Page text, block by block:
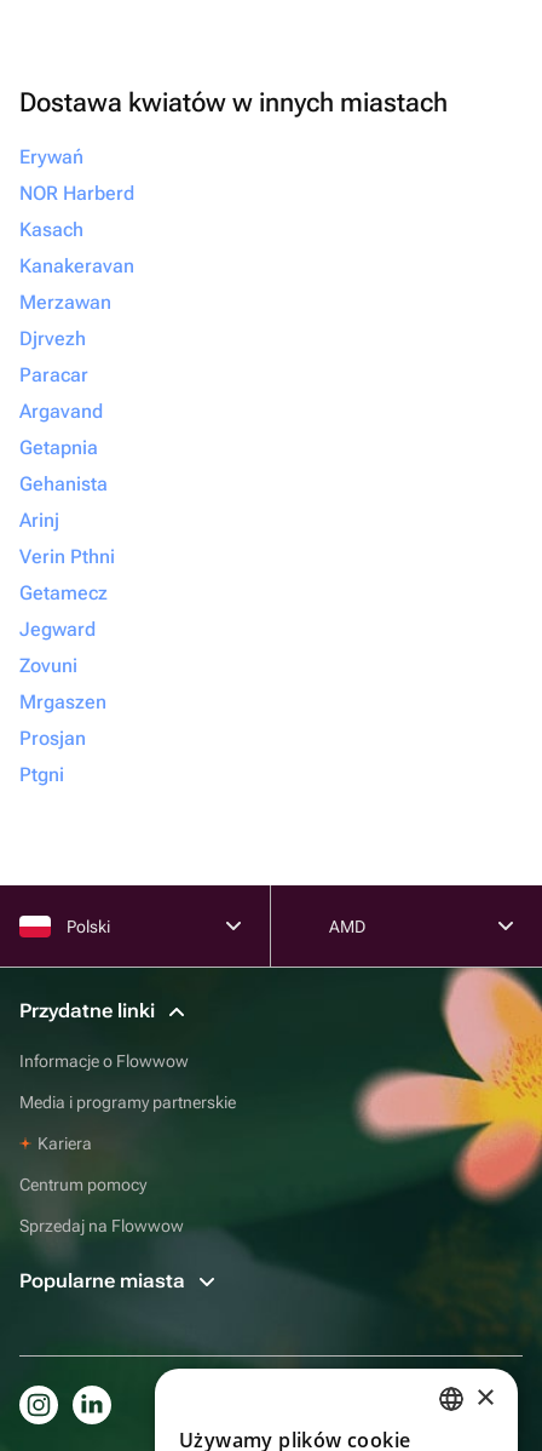
Dostawa kwiatów w innych miastach
Erywań
NOR Harberd
Kasach
Kanakeravan
Merzawan
Djrvezh
Paracar
Argavand
Getapnia
Gehanista
Arinj
Verin Pthni
Getamecz
Jegward
Zovuni
Mrgaszen
Prosjan
Ptgni
Polski AMD
Przydatne linki
Informacje o Flowwow
Media i programy partnerskie
Kariera
Centrum pomocy
Sprzedaj na Flowwow
Popularne miasta
×
Używamy plików cookie